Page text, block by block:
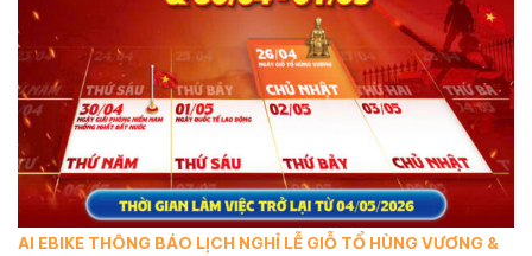
AI EBIKE THÔNG BÁO LỊCH NGHỈ LỄ GIỖ TỔ HÙNG VƯƠNG &